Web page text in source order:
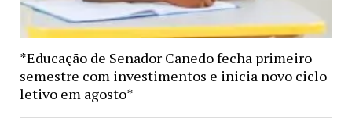
*Educação de Senador Canedo fecha primeiro
semestre com investimentos e inicia novo ciclo
letivo em agosto*